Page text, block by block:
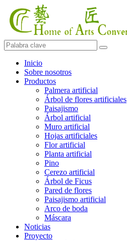
Inicio
Sobre nosotros
Productos
Palmera artificial
Árbol de flores artificiales
Paisajismo
Árbol artificial
Muro artificial
Hojas artificiales
Flor artificial
Planta artificial
Pino
Cerezo artificial
Árbol de Ficus
Pared de flores
Paisajismo artificial
Arco de boda
Máscara
Noticias
Proyecto